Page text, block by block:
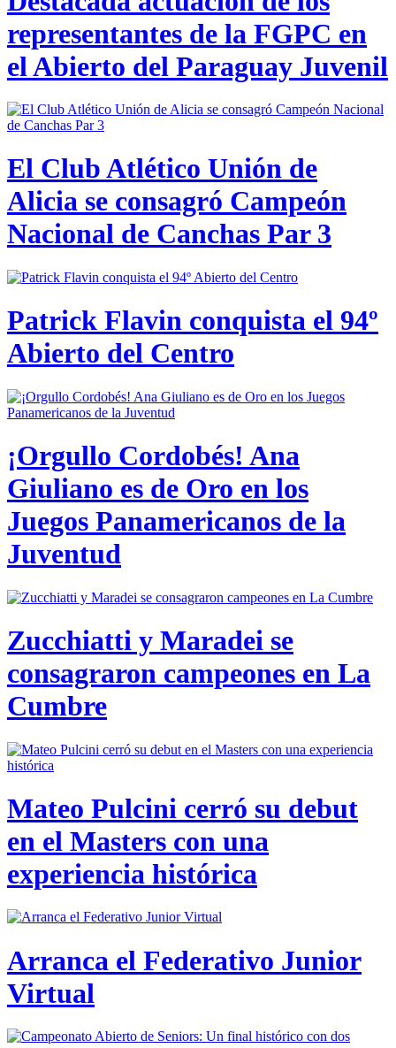
representantes de la FGPC en
el Abierto del Paraguay Juvenil
El Club Atlético Unión de
Alicia se consagró Campeón
Nacional de Canchas Par 3
Patrick Flavin conquista el 94º
Abierto del Centro
¡Orgullo Cordobés! Ana
Giuliano es de Oro en los
Juegos Panamericanos de la
Juventud
Zucchiatti y Maradei se
consagraron campeones en La
Cumbre
Mateo Pulcini cerró su debut
en el Masters con una
experiencia histórica
Arranca el Federativo Junior
Virtual